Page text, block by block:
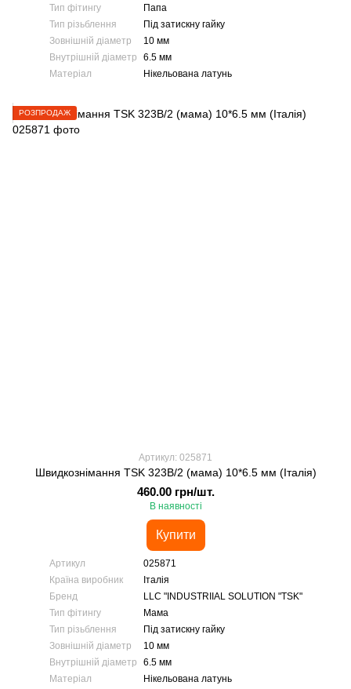
Тип фітингу
Папа
Тип різьблення
Під затискну гайку
Зовнішній діаметр
10 мм
Внутрішній діаметр
6.5 мм
Матеріал
Нікельована латунь
РОЗПРОДАЖ
Артикул: 025871
Швидкознімання TSK 323В/2 (мама) 10*6.5 мм (Італія)
460.00 грн/шт.
В наявності
Купити
Артикул
025871
Країна виробник
Італія
Бренд
LLC "INDUSTRIIAL SOLUTION "TSK"
Тип фітингу
Мама
Тип різьблення
Під затискну гайку
Зовнішній діаметр
10 мм
Внутрішній діаметр
6.5 мм
Матеріал
Нікельована латунь